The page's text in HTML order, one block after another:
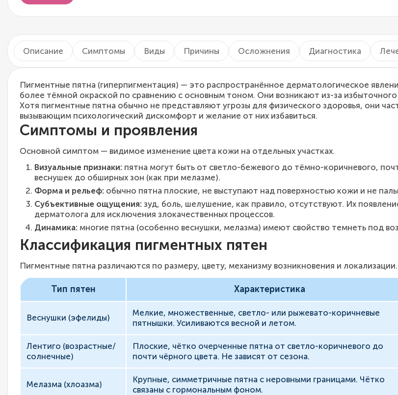
Описание Симптомы Виды Причины Осложнения Диагностика
Пигментные пятна (гиперпигментация) — это распространённое дерматологическое
более тёмной окраской по сравнению с основным тоном. Они возникают из-за
Хотя пигментные пятна обычно не представляют угрозы для физического здоровья, они
вызывающим психологический дискомфорт и желание от них избавиться.
Симптомы и проявления
Основной симптом — видимое изменение цвета кожи на отдельных участках.
Визуальные признаки: пятна могут быть от светло-бежевого до тёмно-коричневого,
веснушек до обширных зон (как при мелазме).
Форма и рельеф: обычно пятна плоские, не выступают над поверхностью кожи и не
Субъективные ощущения: зуд, боль, шелушение, как правило, отсутствуют. Их
дерматолога для исключения злокачественных процессов.
Динамика: многие пятна (особенно веснушки, мелазма) имеют свойство темнеть под
Классификация пигментных пятен
Пигментные пятна различаются по размеру, цвету, механизму возникновения и
Тип пятен Характеристика
Веснушки (эфелиды)
Мелкие, множественные, светло- или рыжевато-коричневые
пятнышки. Усиливаются весной и летом.
Лентиго (возрастные/
солнечные)
Плоские, чётко очерченные пятна от светло-коричневого до
почти чёрного цвета. Не зависят от сезона.
Мелазма (хлоазма)
Крупные, симметричные пятна с неровными границами. Чётко
связаны с гормональным фоном.